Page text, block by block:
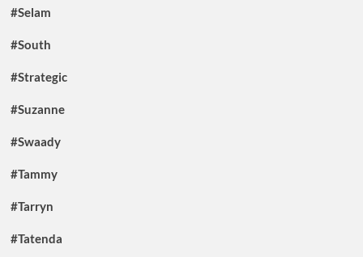
#Selam
#South
#Strategic
#Suzanne
#Swaady
#Tammy
#Tarryn
#Tatenda